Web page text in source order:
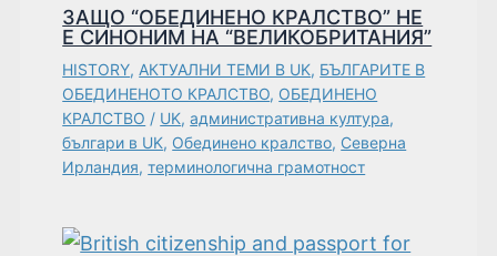
ЗАЩО “ОБЕДИНЕНО КРАЛСТВО” НЕ
Е СИНОНИМ НА “ВЕЛИКОБРИТАНИЯ”
HISTORY, АКТУАЛНИ ТЕМИ В UK, БЪЛГАРИТЕ В
ОБЕДИНЕНОТО КРАЛСТВО, ОБЕДИНЕНО
КРАЛСТВО / UK,административна култура,
българи в UK, Обединено кралство, Северна
Ирландия,терминологична грамотност